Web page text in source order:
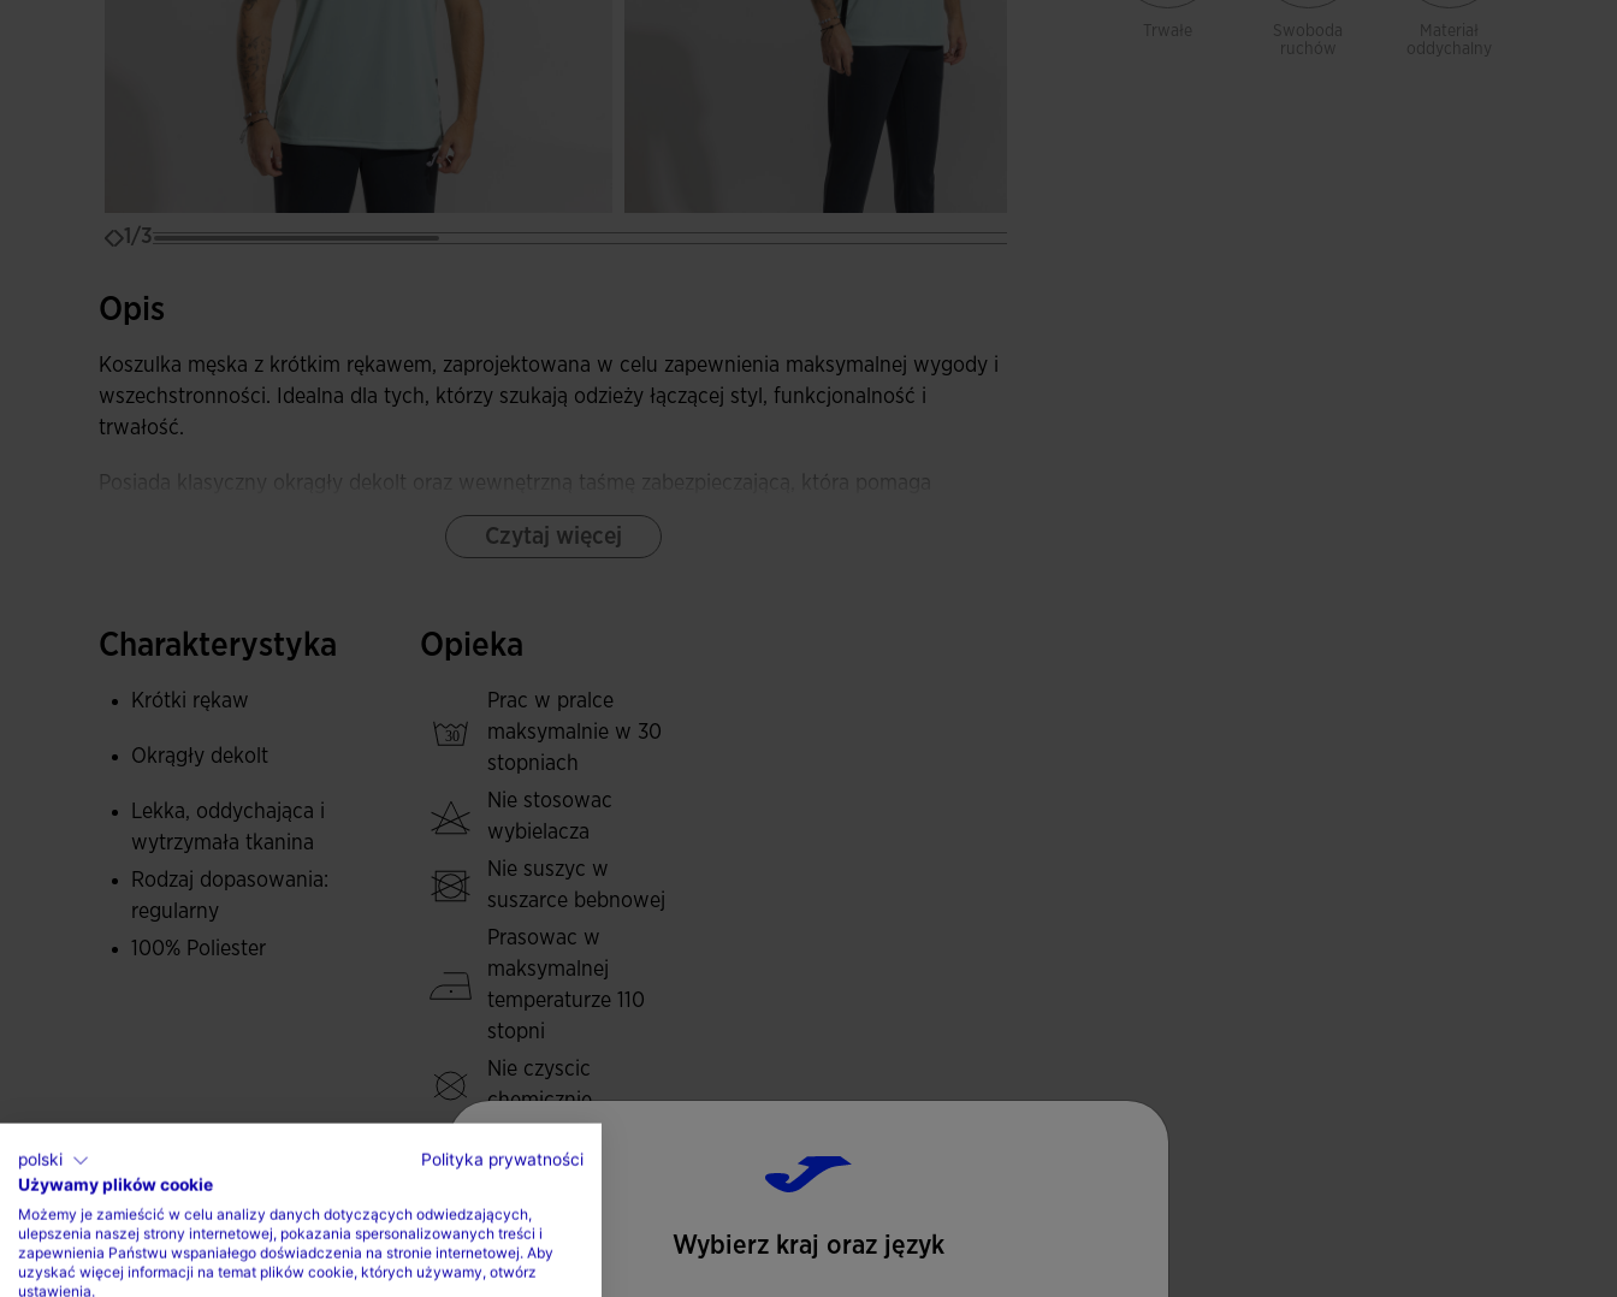
1/3
Opis
Koszulka męska z krótkim rękawem, zaprojektowana w celu zapewnienia maksymalnej wygody i
wszechstronności. Idealna dla tych, którzy szukają odzieży łączącej styl, funkcjonalność i
trwałość.
Posiada klasyczny okrągły dekolt oraz wewnętrzną taśmę zabezpieczającą, która pomaga
cyrkulacji powietrza, pomagając utrzymać skórę świeżą i suchą podczas aktywności fizycznej lub
codziennego użytkowania.
Czytaj więcej
Charakterystyka
Krótki rękaw
Okrągły dekolt
Lekka, oddychająca i
wytrzymała tkanina
Rodzaj dopasowania:
regularny
100% Poliester
Opieka
Prac w pralce
maksymalnie w 30
stopniach
Nie stosowac
wybielacza
Nie suszyc w
suszarce bebnowej
Prasowac w
maksymalnej
temperaturze 110
stopni
Nie czyscic
chemicznie
Valoraciones (1)
Trwałe
Swoboda
ruchów
Materiał
oddychalny
Wybierz kraj oraz język
polski
Polityka prywatności
Używamy plików cookie
Możemy je zamieścić w celu analizy danych dotyczących odwiedzających,
ulepszenia naszej strony internetowej, pokazania spersonalizowanych treści i
zapewnienia Państwu wspaniałego doświadczenia na stronie internetowej. Aby
uzyskać więcej informacji na temat plików cookie, których używamy, otwórz
ustawienia.